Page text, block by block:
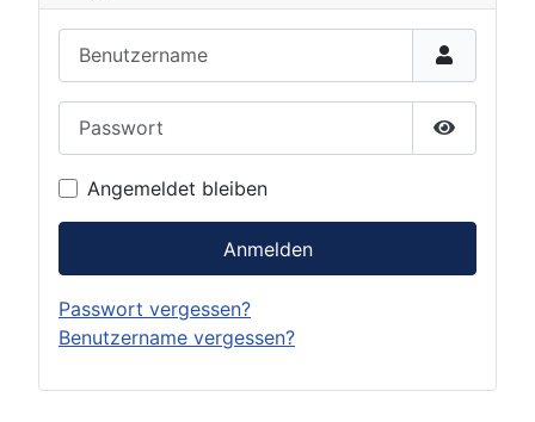
Passwort
Angemeldet bleiben
Anmelden
Passwort vergessen?
Benutzername vergessen?